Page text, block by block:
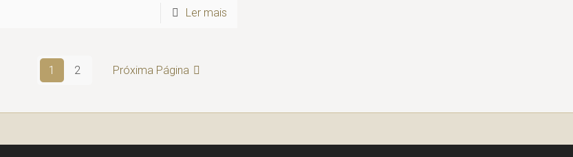
Ler mais
1 2 Próxima Página